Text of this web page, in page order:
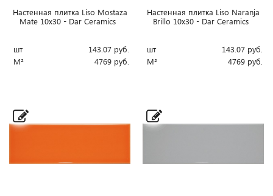
Настенная плитка Liso Mostaza
Mate 10x30 - Dar Ceramics
шт 143.07 руб.
М²
4769 руб.
Настенная плитка Liso Naranja
Brillo 10x30 - Dar Ceramics
шт 143.07 руб.
М²
4769 руб.